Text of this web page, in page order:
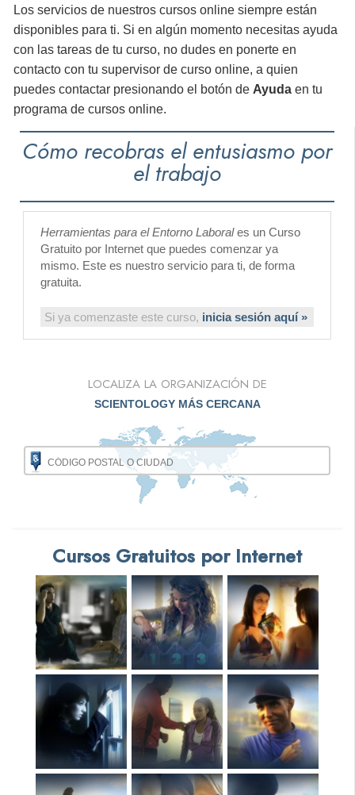
Los servicios de nuestros cursos online siempre están
disponibles para ti. Si en algún momento necesitas ayuda
con las tareas de tu curso, no dudes en ponerte en
contacto con tu supervisor de curso online, a quien
puedes contactar presionando el botón de Ayuda en tu
programa de cursos online.
Cómo recobras el entusiasmo por
el trabajo
Herramientas para el Entorno Laborales un Curso
Gratuito por Internet que puedes comenzar ya
mismo. Este es nuestro servicio para ti, de forma
gratuita.
Si ya comenzaste este curso, inicia sesión aquí »
LOCALIZA LA ORGANIZACIÓN DE
SCIENTOLOGY MÁS CERCANA
Cursos Gratuitos por Internet